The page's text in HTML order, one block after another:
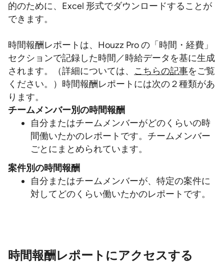
的のために、Excel 形式でダウンロードすることが
できます。
時間報酬レポートは、Houzz Pro の「時間・経費」
セクションで記録した時間／時給データを基に生成
されます。（詳細については、 こちらの記事をご覧
ください。）時間報酬レポートには次の２種類があ
ります。
チームメンバー別の時間報酬
自分またはチームメンバーがどのくらいの時
間働いたかのレポートです。チームメンバー
ごとにまとめられています。
案件別の時間報酬
自分またはチームメンバーが、特定の案件に
対してどのくらい働いたかのレポートです。
時間報酬レポートにアクセスする